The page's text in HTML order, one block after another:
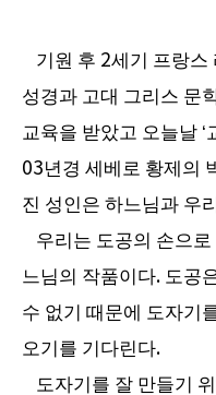
기원 후 2세기 프랑스
성경과 고대 그리스 문
교육을 받았고 오늘날 ‘
03년경 세베로 황제의
진 성인은 하느님과 우
우리는 도공의 손으
느님의 작품이다. 도공
수 없기 때문에 도자기
오기를 기다린다.
도자기를 잘 만들기